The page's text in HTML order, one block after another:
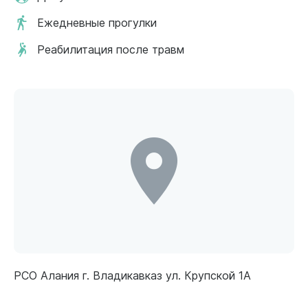
Ежедневные прогулки
Реабилитация после травм
РСО Алания г. Владикавказ ул. Крупской 1А